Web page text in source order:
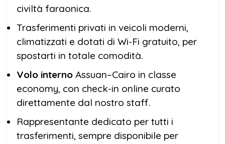
civiltà faraonica.
Trasferimenti privati in veicoli moderni,
climatizzati e dotati di Wi-Fi gratuito, per
spostarti in totale comodità.
Volo interno Assuan–Cairo in classe
economy, con check-in online curato
direttamente dal nostro staff.
Rappresentante dedicato per tutti i
trasferimenti, sempre disponibile per